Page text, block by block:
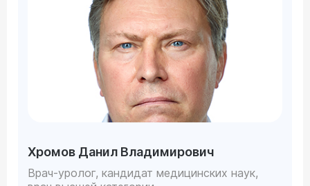
Хромов Данил Владимирович
Врач-уролог, кандидат медицинских наук,